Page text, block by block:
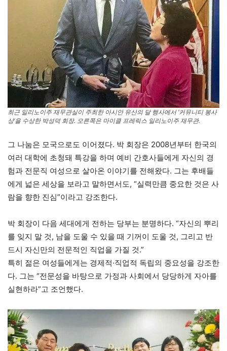
최근 일리노이주 재무관실이 주최한 아시안 유산의 달 행사에서 ‘커뮤니티 봉사
상’을 수상한 박성덕 회장. 오른쪽은 마이클 프레릭스 일리노이주 재무관.
그 나눔은 모국으로도 이어졌다. 박 회장은 2008년부터 한국의
여러 대학에 초청돼 특강을 하며 예비 간호사들에게 자신의 경
험과 전문직 여성으로 살아온 이야기를 전해왔다. 그는 후배들
에게 넓은 세상을 보라고 말하면서도, “실력만큼 중요한 것은 사
람을 향한 진심”이라고 강조한다.
박 회장이 다음 세대에게 전하는 당부는 분명하다. “자신의 뿌리
를 잊지 말 것, 남을 도울 수 있을 때 기꺼이 도울 것, 그리고 반
드시 자신만의 전문적인 직업을 가질 것.”
특히 젊은 여성들에게는 경제적·직업적 독립의 중요성을 강조한
다. 그는 “전문성을 바탕으로 가정과 사회에서 당당하게 자아를
실현하라”고 조언했다.